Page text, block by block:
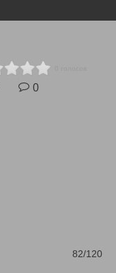
0
82/120